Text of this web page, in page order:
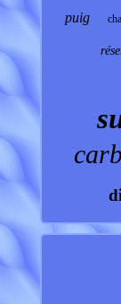
puig